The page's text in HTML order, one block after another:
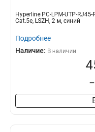
Hyperline PC-LPM-UTP-
Cat.5e, LSZH, 2 м, синий
Подробнее
Наличие: В наличии
–